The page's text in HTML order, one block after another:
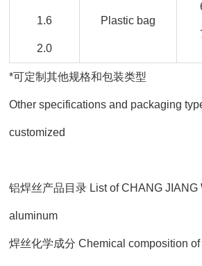
1.6
2.0
Plastic bag
*可定制其他规格和包装类型
Other specifications and packaging
customized
铝焊丝产品目录 List of CHANG
aluminum
焊丝化学成分 Chemical composition